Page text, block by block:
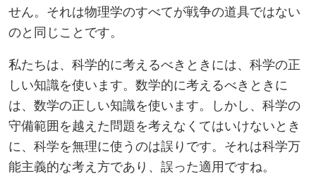
せん。それは物理学のすべてが戦争の道具ではない
のと同じことです。
私たちは、科学的に考えるべきときには、科学の正
しい知識を使います。数学的に考えるべきときに
は、数学の正しい知識を使います。しかし、科学の
守備範囲を越えた問題を考えなくてはいけないとき
に、科学を無理に使うのは誤りです。それは科学万
能主義的な考え方であり、誤った適用ですね。